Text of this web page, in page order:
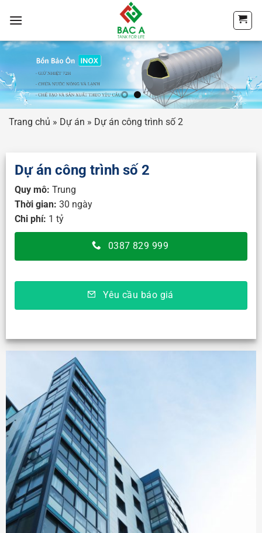
đến
dung
Trang chủ » Dự án » Dự án công trình số 2
Dự án công trình số 2
Quy mô: Trung
Thời gian: 30 ngày
Chi phí: 1 tỷ
0387 829 999
Yêu cầu báo giá